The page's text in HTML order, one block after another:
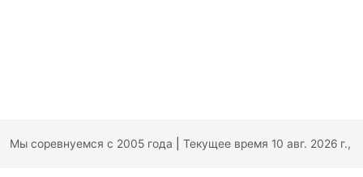
Мы соревнуемся с 2005 года Текущее время 10 авг. 2026 г.,